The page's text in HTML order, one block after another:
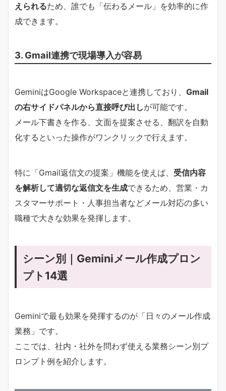
えられるため、誰でも「伝わるメール」を効率的に作
成できます。
3. Gmail連携で現場導入が容易
GeminiはGoogle Workspaceと連携しており、 Gmail
の右サイドパネルから直接呼び出しが可能です。
メール下書きを作る、文面を提案させる、翻訳を自動
化するといった操作がワンクリックで行えます。
特に「Gmail返信文の提案」機能を使えば、 受信内容
を解析して適切な返信文を生成できるため、営業・カ
スタマーサポート・人事担当者などメール対応の多い
職種で大きな効果を発揮します。
シーン別｜Geminiメール作成プロン
プト14選
Geminiで最も効果を発揮するのが「日々のメール作成
業務」です。
ここでは、社内・社外を問わず使える業務シーン別プ
ロンプト例を紹介します。